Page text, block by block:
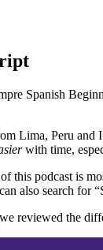
Spanish
Lima, Peru and
with time,
of this podcast is
also search for
reviewed the